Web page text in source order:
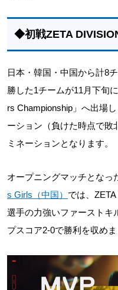
◆初戦ZETA
日本・韓国・中国から計8
勝した1チームが11月下旬
rs Championship」へ出場
ーション（負けた時点で敗
ミネーションとなります。
オープニングマッチとなっ
s Girls（中国） では、
選手の力強いファーストキ
プスコア2-0で勝利を収めま